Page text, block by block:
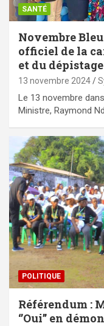
SANTÉ
Novembre
officiel de la
et du
13 novembre 2024
Le 13 novembre
Ministre, Raymond
POLITIQUE
Référendum :
‘’Oui’’ en